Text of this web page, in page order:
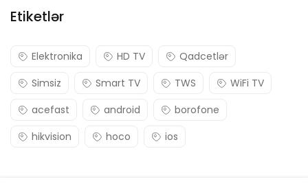
Etiketlər
Elektronika HD TV
Qadcetlər
Simsiz
Smart TV TWS
WiFi TV
acefast
android
borofone
hikvision
hoco ios